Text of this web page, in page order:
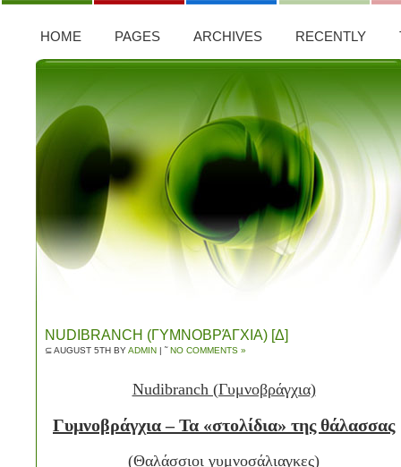
HOME PAGES ARCHIVES RECENTLY
NUDIBRANCH (ΓΥΜΝΟΒΡΆΓΧΙΑ) [Δ]
⊆ AUGUST 5TH BYADMIN | ˜NO COMMENTS »
Nudibranch (Γυμνοβράγχια)
Γυμνοβράγχια – Τα «στολίδια» της θάλασσας
(Θαλάσσιοι γυμνοσάλιαγκες)